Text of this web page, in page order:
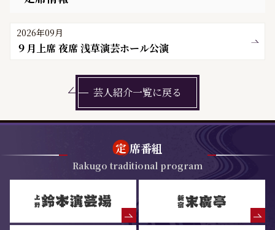
2026年09月
９月上席 夜席 浅草演芸ホール公演
芸人紹介一覧に戻る
定 席番組
Rakugo traditional program